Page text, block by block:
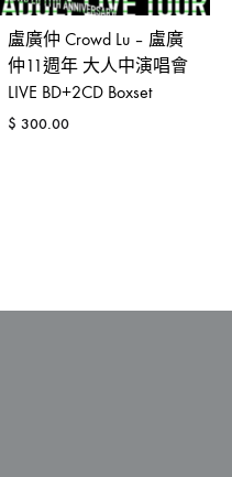
盧廣仲 Crowd Lu – 盧廣
仲11週年 大人中演唱會
LIVE BD+2CD Boxset
$ 300.00